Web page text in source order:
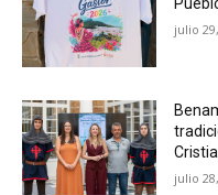
julio
julio